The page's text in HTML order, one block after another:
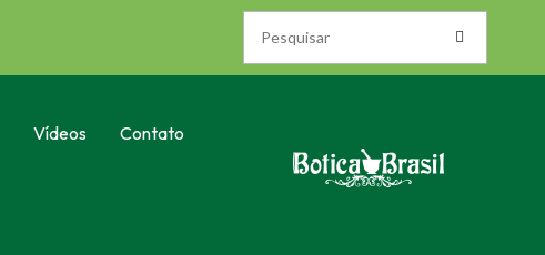
Vídeos Contato